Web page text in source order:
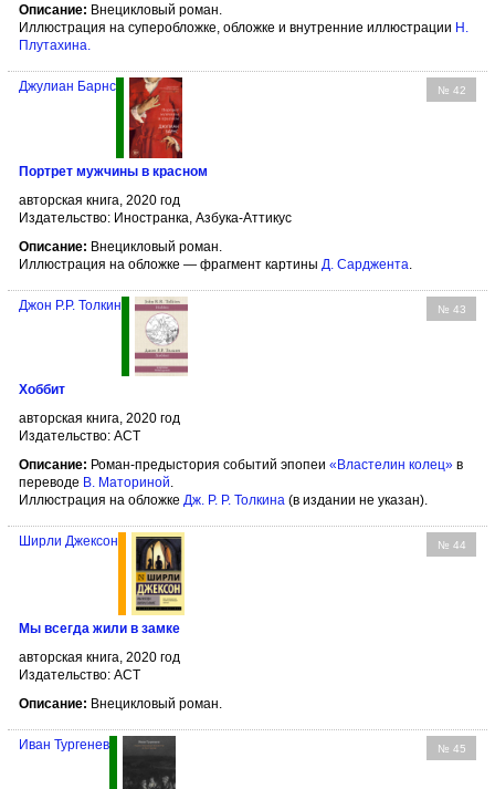
Описание: Внецикловый роман.
Иллюстрация на суперобложке, обложке и внутренние иллюстрации Н.
Плутахина
№ 42
Джулиан Барнс
Портрет мужчины в красном
авторская книга, 2020 год
Издательство: Иностранка, Азбука-Аттикус
Описание: Внецикловый роман.
Иллюстрация на обложке — фрагмент картины Д. Сарджента
№ 43
Джон Р.Р. Толкин
Хоббит
авторская книга, 2020 год
Издательство: АСТ
Описание: Роман-предыстория событий эпопеи «Властелин колец» в
переводе В. Маториной.
Иллюстрация на обложке Дж. Р. Р. Толкина (в издании не указан).
№ 44
Ширли Джексон
Мы всегда жили в замке
авторская книга, 2020 год
Издательство: АСТ
Описание: Внецикловый роман.
№ 45
Иван Тургенев